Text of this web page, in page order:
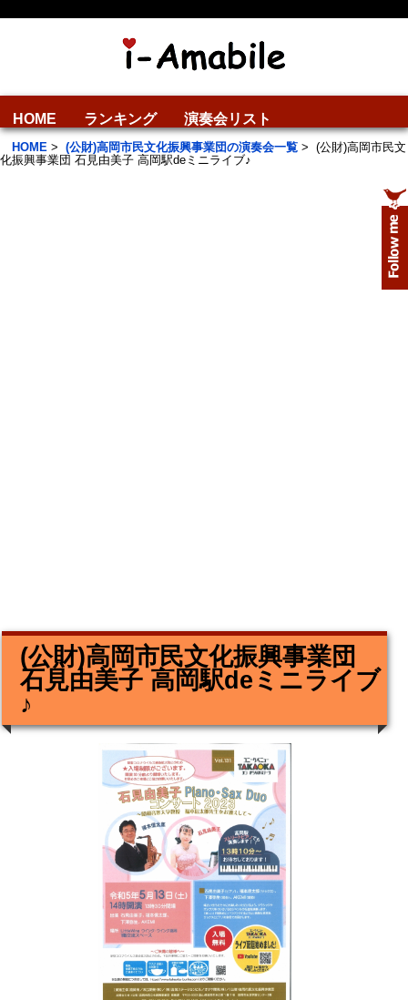
HOME ランキング 演奏会リスト
HOME > (公財)高岡市民文化振興事業団の演奏会一覧 > (公財)高岡市民文
化振興事業団 石見由美子 高岡駅deミニライブ♪
(公財)高岡市民文化振興事業団
石見由美子 高岡駅deミニライブ
♪